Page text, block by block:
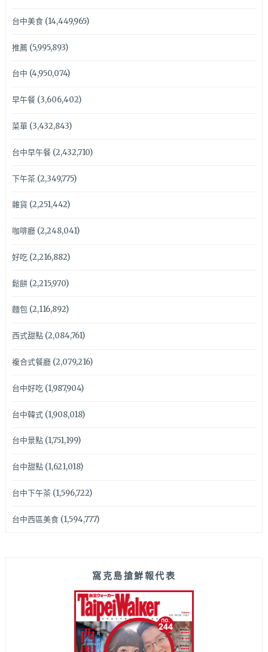
台中美食(14,449,965)
推薦(5,995,893)
台中 (4,950,074)
早午餐(3,606,402)
菜單(3,432,843)
台中早午餐(2,432,710)
下午茶(2,349,775)
雜貨 (2,251,442)
咖啡廳(2,248,041)
好吃(2,216,882)
鬆餅(2,215,970)
麵包(2,116,892)
西式甜點(2,084,761)
複合式餐廳(2,079,216)
台中好吃(1,987,904)
台中韓式(1,908,018)
台中景點(1,751,199)
台中甜點(1,621,018)
台中下午茶(1,596,722)
台中西區美食(1,594,777)
窩克島搶鮮報代表